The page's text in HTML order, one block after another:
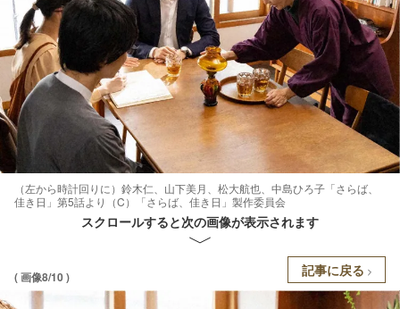
（左から時計回りに）鈴木仁、山下美月、松大航也、中島ひろ子「さらば、
佳き日」第5話より（C）「さらば、佳き日」製作委員会
スクロールすると次の画像が表示されます
( 画像8/10 ) 記事に戻る